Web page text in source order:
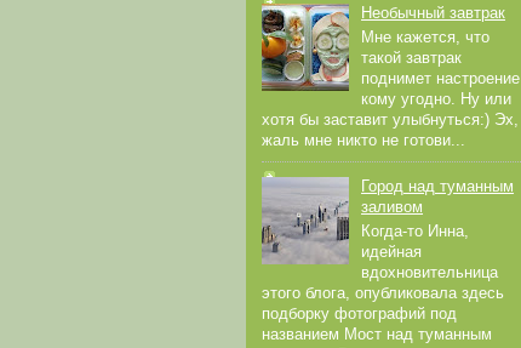
Необычный завтрак
Мне кажется, что
такой завтрак
поднимет настроение
кому угодно. Ну или
хотя бы заставит улыбнуться:) Эх,
жаль мне никто не готови...
Город над туманным
заливом
Когда-то Инна,
идейная
вдохновительница
этого блога, опубликовала здесь
подборку фотографий под
названием Мост над туманным